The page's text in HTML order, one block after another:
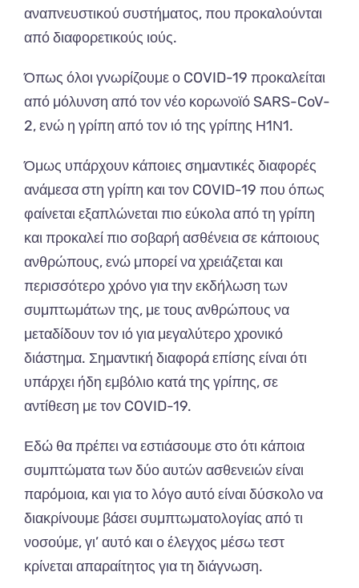
αναπνευστικού συστήματος, που προκαλούνται
από διαφορετικούς ιούς.
Όπως όλοι γνωρίζουμε ο COVID-19 προκαλείται
από μόλυνση από τον νέο κορωνοϊό SARS-CoV-
2, ενώ η γρίπη από τον ιό της γρίπης Η1Ν1.
Όμως υπάρχουν κάποιες σημαντικές διαφορές
ανάμεσα στη γρίπη και τον COVID-19 που όπως
φαίνεται εξαπλώνεται πιο εύκολα από τη γρίπη
και προκαλεί πιο σοβαρή ασθένεια σε κάποιους
ανθρώπους, ενώ μπορεί να χρειάζεται και
περισσότερο χρόνο για την εκδήλωση των
συμπτωμάτων της, με τους ανθρώπους να
μεταδίδουν τον ιό για μεγαλύτερο χρονικό
διάστημα. Σημαντική διαφορά επίσης είναι ότι
υπάρχει ήδη εμβόλιο κατά της γρίπης, σε
αντίθεση με τον COVID-19.
Εδώ θα πρέπει να εστιάσουμε στο ότι κάποια
συμπτώματα των δύο αυτών ασθενειών είναι
παρόμοια, και για το λόγο αυτό είναι δύσκολο να
διακρίνουμε βάσει συμπτωματολογίας από τι
νοσούμε, γι’ αυτό και ο έλεγχος μέσω τεστ
κρίνεται απαραίτητος για τη διάγνωση.